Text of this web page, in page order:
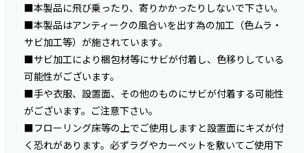
■本製品に飛び乗ったり、寄りかかったりしないで下さい。
■本製品はアンティークの風合いを出す為の加工（色ムラ・
サビ加工等）が施されています。
■サビ加工により梱包材等にサビが付着し、色移りしている
可能性がございます。
■手や衣服、設置面、その他のものにサビが付着する可能性
がございます。ご注意下さい。
■フローリング床等の上でご使用しますと設置面にキズが付
く恐れがあります。必ずラグやカーペットを敷いてご使用下